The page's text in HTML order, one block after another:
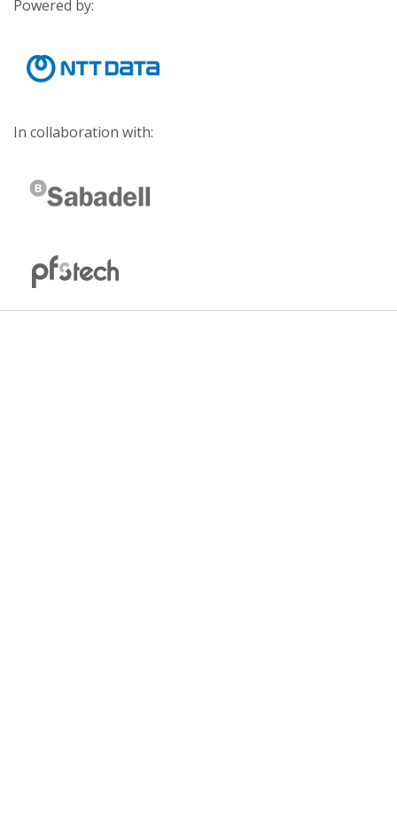
Powered by:
In collaboration with: